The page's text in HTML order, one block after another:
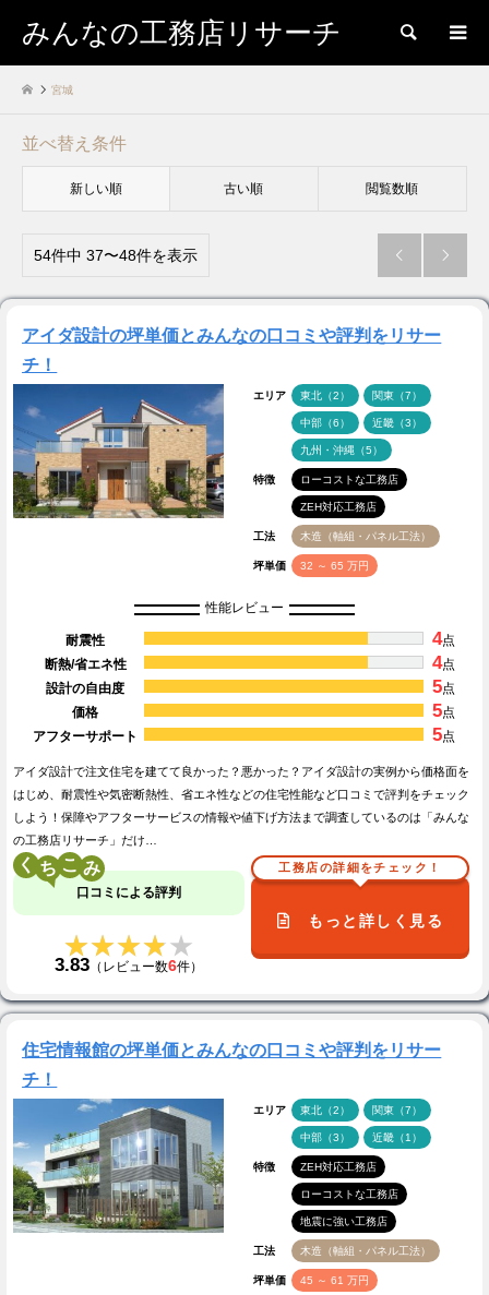
みんなの工務店リサーチ 検索
宮城
並べ替え条件
新しい順 古い順 閲覧数順
54件中 37〜48件を表示  
アイダ設計の坪単価とみんなの口コミや評判をリサー
チ！
エリア 東北（2） 関東（7）
中部（6） 近畿（3）
九州・沖縄（5）
特徴 ローコストな工務店
ZEH対応工務店
工法 木造（軸組・パネル工法）
坪単価 32 ～ 65 万円
性能レビュー
耐震性 4点
断熱/省エネ性
4点
設計の自由度
5点
価格
5点
アフターサポート
5点
アイダ設計で注文住宅を建てて良かった？悪かった？アイダ設計の実例から価格面を
はじめ、耐震性や気密断熱性、省エネ性などの住宅性能など口コミで評判をチェック
しよう！保障やアフターサービスの情報や値下げ方法まで調査しているのは「みんな
の工務店リサーチ」だけ…
く こ
口コミによる評判
★★★★★
★★★★★
3.83 （レビュー数6件）
工務店の詳細をチェック！
もっと詳しく見る
住宅情報館の坪単価とみんなの口コミや評判をリサー
チ！
エリア 東北（2） 関東（7）
中部（3） 近畿（1）
特徴 ZEH対応工務店
ローコストな工務店
地震に強い工務店
工法 木造（軸組・パネル工法）
坪単価 45 ～ 61 万円